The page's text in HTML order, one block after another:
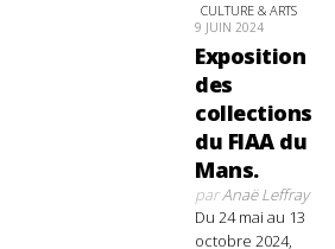
CULTURE & ARTS
9 JUIN 2024
Exposition
des
collections
du FIAA du
Mans.
parAnaë Leffray
Du 24 mai au 13
octobre 2024,